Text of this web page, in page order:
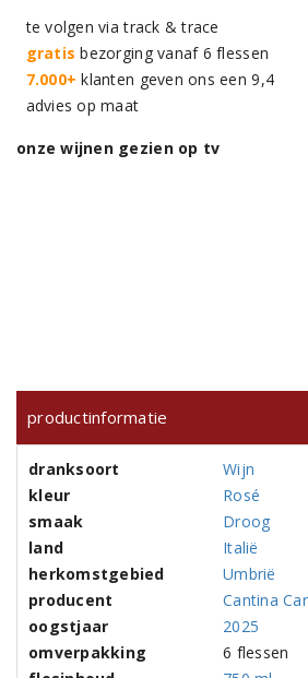
te volgen via track & trace
gratis bezorging vanaf 6 flessen
7.000+ klanten geven ons een 9,4
advies op maat
onze wijnen gezien op tv
productinformatie
dranksoort
Wijn
kleur
Rosé
smaak
Droog
land
Italië
herkomstgebied
Umbrië
producent
Cantina
oogstjaar
2025
omverpakking
6 flessen